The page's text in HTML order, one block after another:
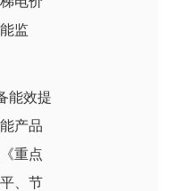
监
能效提
产品
重点
、节